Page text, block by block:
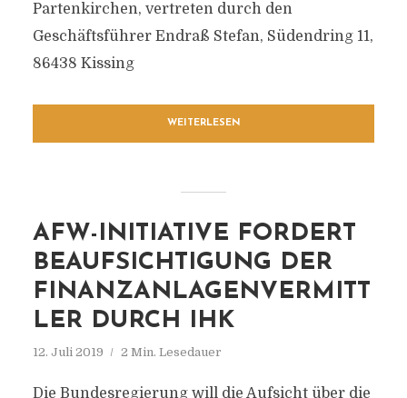
Partenkirchen, vertreten durch den
Geschäftsführer Endraß Stefan, Südendring 11,
86438 Kissing
WEITERLESEN
AFW-INITIATIVE FORDERT
BEAUFSICHTIGUNG DER
FINANZANLAGENVERMITT
LER DURCH IHK
12. Juli 2019 2 Min. Lesedauer
Die Bundesregierung will die Aufsicht über die